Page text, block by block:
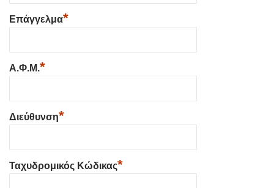
Επάγγελμα*
Α.Φ.Μ.*
Διεύθυνση*
Ταχυδρομικός Κώδικας*